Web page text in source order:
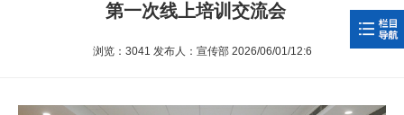
第一次线上培训交流会
浏览：3041 发布人：宣传部 2026/06/01/12:6